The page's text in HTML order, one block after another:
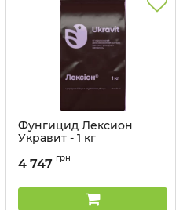
Фунгицид Лексион
Укравит - 1 кг
4 747 грн